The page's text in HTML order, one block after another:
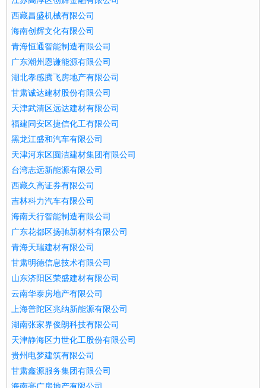
西藏昌盛机械有限公司
海南创辉文化有限公司
青海恒通智能制造有限公司
广东潮州恩谦能源有限公司
湖北孝感腾飞房地产有限公司
甘肃诚达建材股份有限公司
天津武清区远达建材有限公司
福建同安区捷信化工有限公司
黑龙江盛和汽车有限公司
天津河东区圆洁建材集团有限公司
台湾志远新能源有限公司
西藏久高证券有限公司
吉林科力汽车有限公司
海南天行智能制造有限公司
广东花都区扬驰新材料有限公司
青海天瑞建材有限公司
甘肃明德信息技术有限公司
山东济阳区荣盛建材有限公司
云南华泰房地产有限公司
上海普陀区兆纳新能源有限公司
湖南张家界俊朗科技有限公司
天津静海区力世化工股份有限公司
贵州电梦建筑有限公司
甘肃鑫源服务集团有限公司